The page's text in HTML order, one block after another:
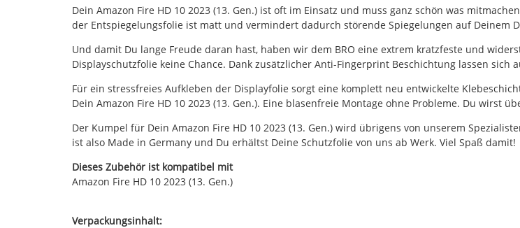
Dein Amazon Fire HD 10 2023 (13. Gen.) ist oft im Einsatz und muss ganz schön was
der Entspiegelungsfolie ist matt und vermindert dadurch störende Spiegelungen auf Deinem
Und damit Du lange Freude daran hast, haben wir dem BRO eine extrem kratzfeste und
Displayschutzfolie keine Chance. Dank zusätzlicher Anti-Fingerprint Beschichtung lassen
Für ein stressfreies Aufkleben der Displayfolie sorgt eine komplett neu entwickelte
Dein Amazon Fire HD 10 2023 (13. Gen.). Eine blasenfreie Montage ohne Probleme. Du wirst
Der Kumpel für Dein Amazon Fire HD 10 2023 (13. Gen.) wird übrigens von unserem
ist also Made in Germany und Du erhältst Deine Schutzfolie von uns ab Werk. Viel Spaß damit!
Dieses Zubehör ist kompatibel mit
Amazon Fire HD 10 2023 (13. Gen.)
Verpackungsinhalt: